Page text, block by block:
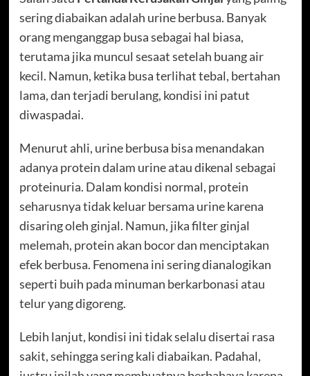
sering diabaikan adalah urine berbusa. Banyak
orang menganggap busa sebagai hal biasa,
terutama jika muncul sesaat setelah buang air
kecil. Namun, ketika busa terlihat tebal, bertahan
lama, dan terjadi berulang, kondisi ini patut
diwaspadai.
Menurut ahli, urine berbusa bisa menandakan
adanya protein dalam urine atau dikenal sebagai
proteinuria. Dalam kondisi normal, protein
seharusnya tidak keluar bersama urine karena
disaring oleh ginjal. Namun, jika filter ginjal
melemah, protein akan bocor dan menciptakan
efek berbusa. Fenomena ini sering dianalogikan
seperti buih pada minuman berkarbonasi atau
telur yang digoreng.
Lebih lanjut, kondisi ini tidak selalu disertai rasa
sakit, sehingga sering kali diabaikan. Padahal,